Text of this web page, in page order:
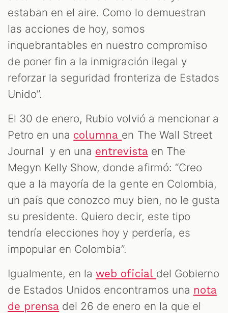
estaban en el aire. Como lo demuestran
las acciones de hoy, somos
inquebrantables en nuestro compromiso
de poner fin a la inmigración ilegal y
reforzar la seguridad fronteriza de Estados
Unido”.
El 30 de enero, Rubio volvió a mencionar a
Petro en una columna en The Wall Street
Journal y en una entrevistaen The
Megyn Kelly Show, donde afirmó: “Creo
que a la mayoría de la gente en Colombia,
un país que conozco muy bien, no le gusta
su presidente. Quiero decir, este tipo
tendría elecciones hoy y perdería, es
impopular en Colombia”.
Igualmente, en laweb oficial del Gobierno
de Estados Unidos encontramos una nota
de prensa del 26 de enero en la que el